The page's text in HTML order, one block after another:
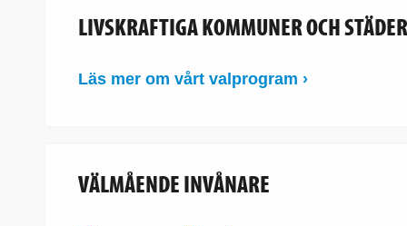
LIVSKRAFTIGA KOMMUNER OCH STÄDER
Läs mer om vårt valprogram ›
VÄLMÅENDE INVÅNARE